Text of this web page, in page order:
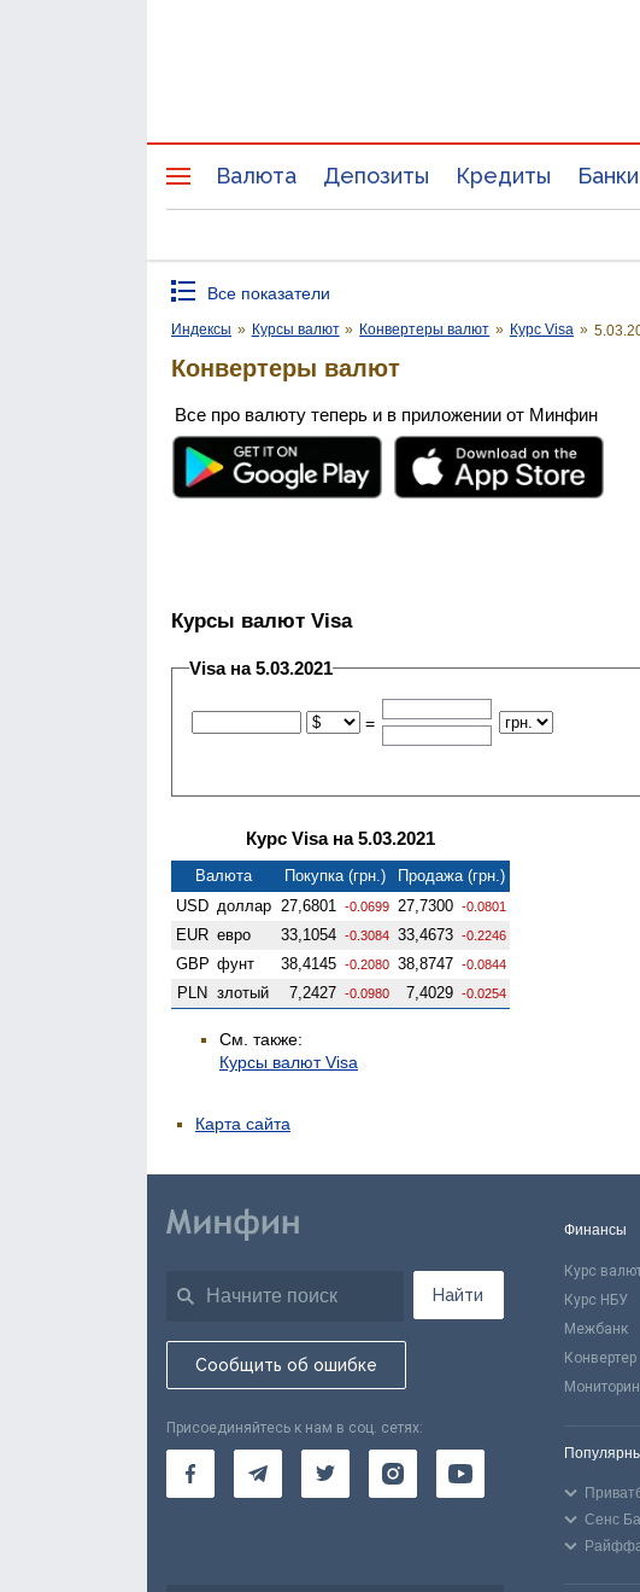
Валюта Депозиты Кредиты Банки
Все показатели
Индексы » Курсы валют » Конвертеры валют » Курс Visa »
Конвертеры валют
Все про валюту теперь и в приложении от Минфин
Курсы валют Visa
Visa на 5.03.2021
=
Курс Visa на 5.03.2021
Валюта Покупка (грн.)
Продажа (грн.)
USD доллар 27,6801 -0.0699 27,7300 -0.0801
EUR евро 33,1054 -0.3084 33,4673 -0.2246
GBP фунт 38,4145 -0.2080 38,8747 -0.0844
PLN злотый 7,2427 -0.0980 7,4029 -0.0254
См. также:
Курсы валют Visa
Карта сайта
Найти
Сообщить об ошибке
Присоединяйтесь к нам в соц. сетях:
Финансы
Курс
Курс НБУ
Межбанк
Сенс